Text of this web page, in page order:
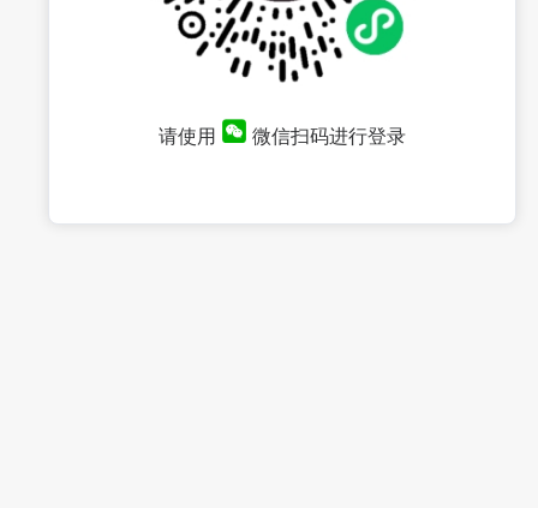
请使用 微信扫码进行登录